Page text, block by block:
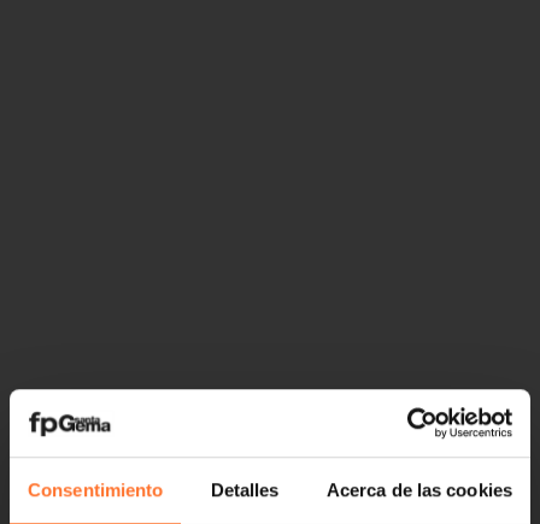
Consentimiento Detalles Acerca de las cookies